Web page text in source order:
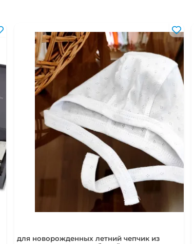
3-4 года 98-104 см
4-5 лет 104-110 см
5-6 лет 110-116 см
для новорожденных летний чепчик из